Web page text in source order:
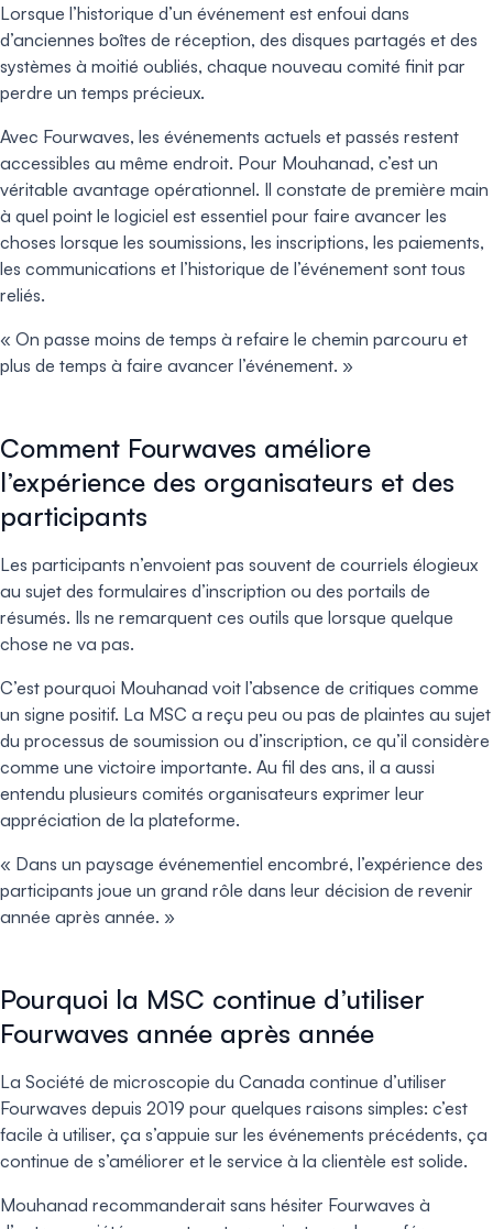
Lorsque l’historique d’un événement est enfoui dans
d’anciennes boîtes de réception, des disques partagés et des
systèmes à moitié oubliés, chaque nouveau comité finit par
perdre un temps précieux.
Avec Fourwaves, les événements actuels et passés restent
accessibles au même endroit. Pour Mouhanad, c’est un
véritable avantage opérationnel. Il constate de première main
à quel point le logiciel est essentiel pour faire avancer les
choses lorsque les soumissions, les inscriptions, les paiements,
les communications et l’historique de l’événement sont tous
reliés.
« On passe moins de temps à refaire le chemin parcouru et
plus de temps à faire avancer l’événement. »
Comment Fourwaves améliore
l’expérience des organisateurs et des
participants
Les participants n’envoient pas souvent de courriels élogieux
au sujet des formulaires d’inscription ou des portails de
résumés. Ils ne remarquent ces outils que lorsque quelque
chose ne va pas.
C’est pourquoi Mouhanad voit l’absence de critiques comme
un signe positif. La MSC a reçu peu ou pas de plaintes au sujet
du processus de soumission ou d’inscription, ce qu’il considère
comme une victoire importante. Au fil des ans, il a aussi
entendu plusieurs comités organisateurs exprimer leur
appréciation de la plateforme.
« Dans un paysage événementiel encombré, l’expérience des
participants joue un grand rôle dans leur décision de revenir
année après année. »
Pourquoi la MSC continue d’utiliser
Fourwaves année après année
La Société de microscopie du Canada continue d’utiliser
Fourwaves depuis 2019 pour quelques raisons simples: c’est
facile à utiliser, ça s’appuie sur les événements précédents, ça
continue de s’améliorer et le service à la clientèle est solide.
Mouhanad recommanderait sans hésiter Fourwaves à